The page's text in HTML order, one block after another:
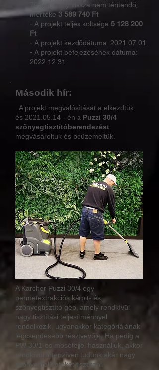
70%-a, mely vissza nem térítendő,
mértéke 3 589 740 Ft
- A projekt teljes költsége 5 128 200
Ft
- A projekt kezdődátuma: 2021.07.01
- A projekt befejezésének dátuma:
2022.12.31
Második hír:
A projekt megvalósítását a elkezdtük,
és 2021.05.14 - én a Puzzi 30/4
szőnyegtisztítóberendezést
megvásároltuk és beüzemeltük.
A Karcher Puzzi 30/4 egy
permetextrakciós kárpit- és
szőnyegtisztító gép, amely rendkívül
nagy tisztítási teljesítménnyel
rendelkezik, ugyanakkor kategóriájának
legcsendesebb résztvevője. Ha pedig a
PW 30/1-es mosófejjel használjuk, akkor
rendkívül intenzíven tudunk akár nagy
szőnyegfelületeket tisztítani.